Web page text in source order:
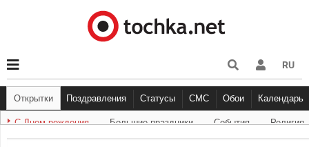
RU
Открытки Поздравления
С Днем рождения Большие праздники Cобытия
Статусы
Другое Прикольные Грустные
СМС
С Днём Рождения
Обои
Музыка
Календарь
С Днем рождения Большие праздники События Религия